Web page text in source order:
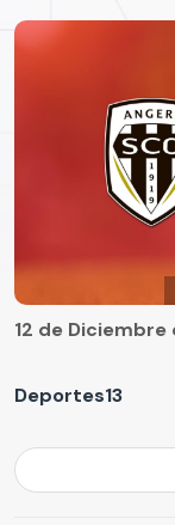
Deportes13
12 de Diciembre